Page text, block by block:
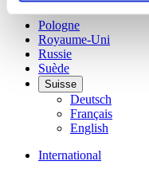
Pologne
Royaume-Uni
Russie
Suède
Suisse
Deutsch
Français
English
International